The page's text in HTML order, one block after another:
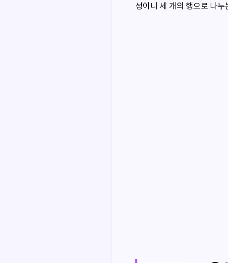
성이니 세 개의 행으로 나